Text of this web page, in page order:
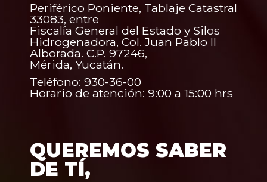
Periférico Poniente, Tablaje Catastral
33083, entre
Fiscalía General del Estado y Silos
Hidrogenadora, Col. Juan Pablo II
Alborada. C.P. 97246,
Mérida, Yucatán.
Teléfono: 930-36-00
Horario de atención: 9:00 a 15:00 hrs
QUEREMOS SABER
DE TÍ,